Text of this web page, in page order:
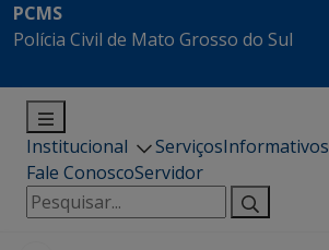
PCMS
Polícia Civil de Mato Grosso do Sul
Institucional ServiçosInformativos
Fale ConoscoServidor
Pesquisar
por: